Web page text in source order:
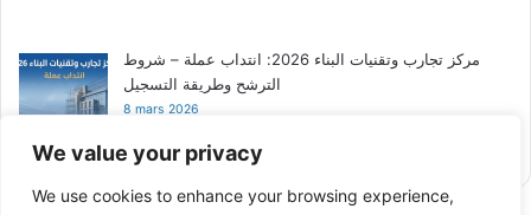
We value your privacy
We use cookies to enhance your browsing experience,
مركز تجارب وتقنيات البناء 2026: انتداب عملة – شروط
الترشح وطريقة التسجيل
8 mars 2026